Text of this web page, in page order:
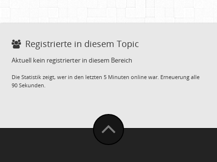
Registrierte in diesem Topic
Aktuell kein registrierter in diesem Bereich
Die Statistik zeigt, wer in den letzten 5 Minuten online war. Erneuerung alle
90 Sekunden.